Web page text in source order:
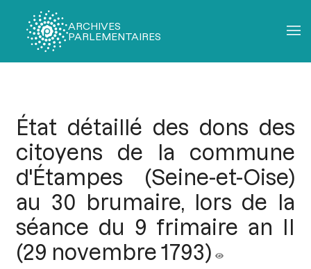
ARCHIVES
PARLEMENTAIRES
État détaillé des dons des
citoyens de la commune
d'Étampes (Seine-et-Oise)
au 30 brumaire, lors de la
séance du 9 frimaire an II
(29 novembre 1793)